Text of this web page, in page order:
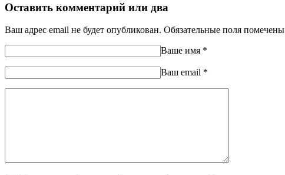
Оставить комментарий или два
Ваш адрес email не будет опубликован. Обязательные поля помечены
Ваше имя *
Ваш еmail *